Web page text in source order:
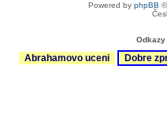
Powered by phpBB
Abrahamovo uceni Dobre